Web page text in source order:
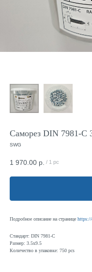
Саморез DIN 7981-C
SWG
1 970.00 р. / 1 pc
Подробное описание на странице https://
Стандарт: DIN 7981-C
Размер: 3.5x9.5
Количество в упаковке: 750 pcs